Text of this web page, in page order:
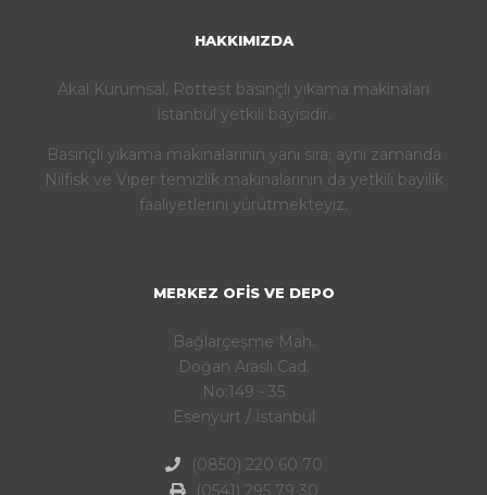
HAKKIMIZDA
Akal Kurumsal, Rottest basınçlı yıkama makinaları
İstanbul yetkili bayisidir.
Basınçlı yıkama makinalarının yanı sıra; aynı zamanda
Nilfisk ve Viper temizlik makinalarının da yetkili bayilik
faaliyetlerini yürütmekteyiz.
MERKEZ OFIS VE DEPO
Bağlarçeşme Mah.
Doğan Araslı Cad.
No:149 - 35
Esenyurt / İstanbul
(0850) 220 60 70
(0541) 295 79 30